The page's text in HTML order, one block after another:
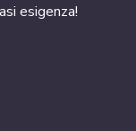
esigenza!